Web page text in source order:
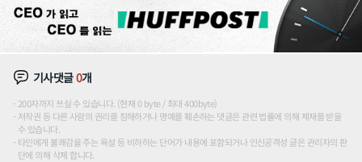
기사댓글0개
200자까지 쓰실 수 있습니다. (현재 0 byte / 최대 400byte)
저작권 등 다른 사람의 권리를 침해하거나 명예를 훼손하는 댓글은 관련 법률에 의해 제재를 받을
수 있습니다.
타인에게 불쾌감을 주는 욕설 등 비하하는 단어가 내용에 포함되거나 인신공격성 글은 관리자의 판
단에 의해 삭제 합니다.